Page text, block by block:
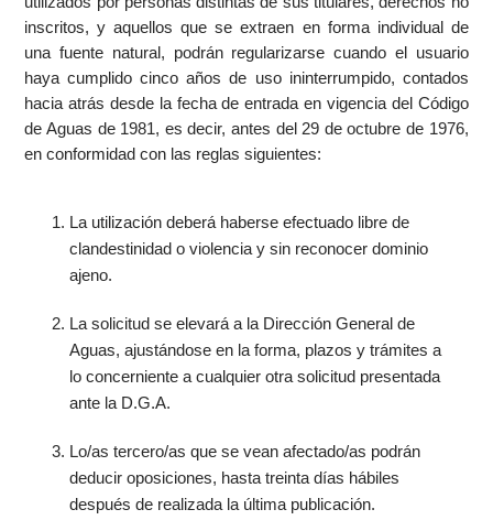
inscritos, y aquellos que se extraen en forma individual de
una fuente natural, podrán regularizarse cuando el usuario
haya cumplido cinco años de uso ininterrumpido, contados
hacia atrás desde la fecha de entrada en vigencia del Código
de Aguas de 1981, es decir, antes del 29 de octubre de 1976,
en conformidad con las reglas siguientes:
La utilización deberá haberse efectuado libre de
clandestinidad o violencia y sin reconocer dominio
ajeno.
La solicitud se elevará a la Dirección General de
Aguas, ajustándose en la forma, plazos y trámites a
lo concerniente a cualquier otra solicitud presentada
ante la D.G.A.
Lo/as tercero/as que se vean afectado/as podrán
deducir oposiciones, hasta treinta días hábiles
después de realizada la última publicación.